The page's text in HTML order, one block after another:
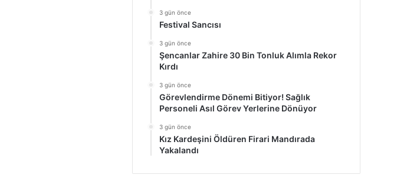
3 gün önce
Festival Sancısı
3 gün önce
Şencanlar Zahire 30 Bin Tonluk Alımla Rekor
Kırdı
3 gün önce
Görevlendirme Dönemi Bitiyor! Sağlık
Personeli Asıl Görev Yerlerine Dönüyor
3 gün önce
Kız Kardeşini Öldüren Firari Mandırada
Yakalandı